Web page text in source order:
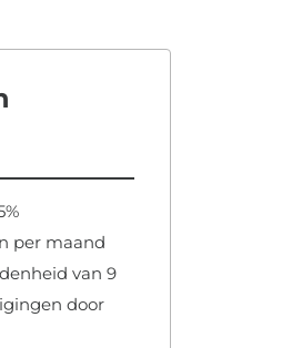
per maand
van 9
door